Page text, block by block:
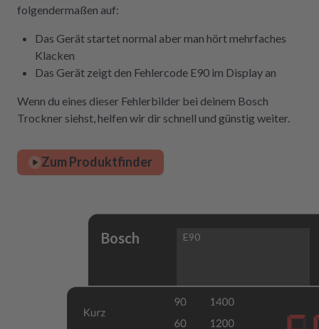
folgendermaßen auf:
Das Gerät startet normal aber man hört mehrfaches
Klacken
Das Gerät zeigt den Fehlercode E90 im Display an
Wenn du eines dieser Fehlerbilder bei deinem Bosch
Trockner siehst, helfen wir dir schnell und günstig weiter.
Zum Produktfinder
Bosch E90